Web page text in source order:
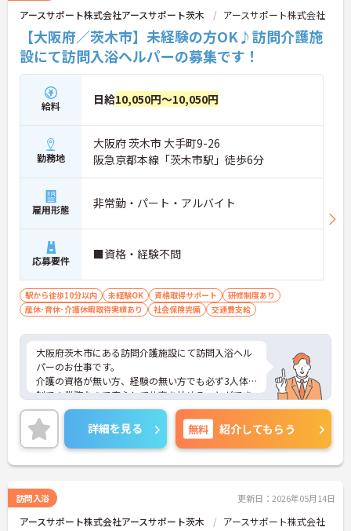
アースサポート株式会社アースサポート茨木 アースサポート株式会社
【大阪府／茨木市】未経験の方OK♪訪問介護施
設にて訪問入浴ヘルパーの募集です！
給料 日給10,050円～10,050円
勤務地
大阪府 茨木市 大手町9-26
阪急京都本線「茨木市駅」徒歩6分
雇用形態 非常勤・パート・アルバイト
応募要件 ■資格・経験不問
駅から徒歩10分以内 未経験OK 資格取得サポート
研修制度あり
産休･育休･介護休暇取得実績あり
社会保険完備 交通費支給
大阪府茨木市にある訪問介護施設にて訪問入浴ヘル
パーのお仕事です。
介護の資格が無い方、経験の無い方でも必ず3人体
制での業務なので安心して仕事を始めることができ
ます！
ご興味ある方には、面接対策ポイントなど、さらに
詳細をお話しいたしますのでお気軽にご相談くださ
い。
詳細を見る 無料 紹介してもらう
訪問入浴 更新日：2026年05月14日
アースサポート株式会社アースサポート茨木 アースサポート株式会社